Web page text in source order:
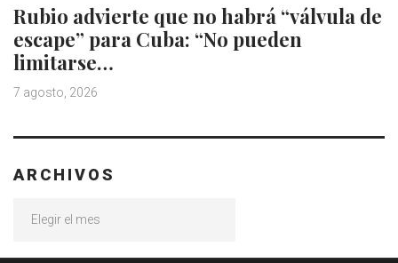
Rubio advierte que no habrá “válvula de
escape” para Cuba: “No pueden
limitarse…
7 agosto, 2026
ARCHIVOS